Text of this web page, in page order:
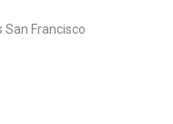
Francisco